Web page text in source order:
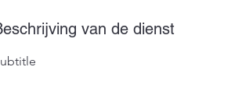
van de dienst